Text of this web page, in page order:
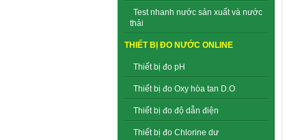
Test nhanh nước sản xuất và nước
thải
THIẾT BỊ ĐO NƯỚC ONLINE
Thiết bị đo pH
Thiết bị đo Oxy hòa tan D.O
Thiết bị đo độ dẫn điện
Thiết bị đo Chlorine dư